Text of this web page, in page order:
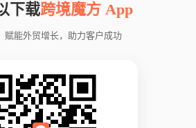
下载跨境魔方 App
赋能外贸增长，助力客户成功